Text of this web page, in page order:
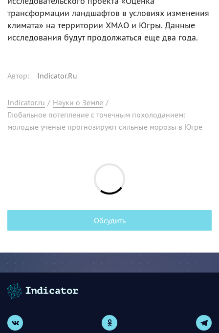
трансформации ландшафтов в условиях изменения
климата» на территории ХМАО и Югры. Данные
исследования будут продолжаться еще два года.
Автор: Indicator.Ru
Indicator.ru / Науки о Земле /
Глобальное потепление с точечным похолоданием:
молодые ученые прогнозируют сильные морозы в Югре
Обсудить